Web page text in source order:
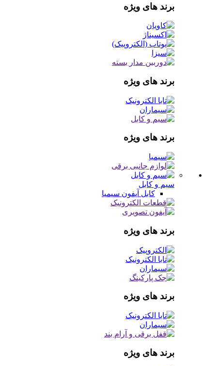
برند های ویژه
برند های ویژه
برند های ویژه
سیم و کابل
کابل آیفون سیمیا
برند های ویژه
برند های ویژه
برند های ویژه